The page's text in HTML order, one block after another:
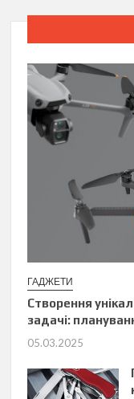
ГАДЖЕТИ
Створення
задачі:
05.03.2025